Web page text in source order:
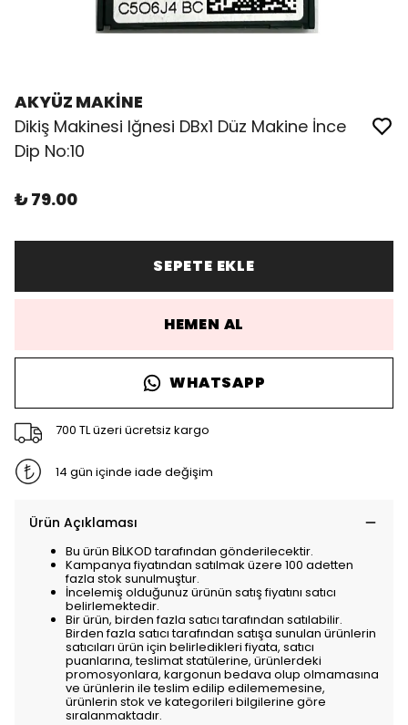
AKYÜZ MAKİNE
Dikiş Makinesi Iğnesi DBx1 Düz Makine İnce
Dip No:10
₺ 79.00
SEPETE EKLE
HEMEN AL
WHATSAPP
700 TL üzeri ücretsiz kargo
14 gün içinde iade değişim
Ürün Açıklaması
Bu ürün BİLKOD tarafından gönderilecektir.
Kampanya fiyatından satılmak üzere 100 adetten
fazla stok sunulmuştur.
İncelemiş olduğunuz ürünün satış fiyatını satıcı
belirlemektedir.
Bir ürün, birden fazla satıcı tarafından satılabilir.
Birden fazla satıcı tarafından satışa sunulan ürünlerin
satıcıları ürün için belirledikleri fiyata, satıcı
puanlarına, teslimat statülerine, ürünlerdeki
promosyonlara, kargonun bedava olup olmamasına
ve ürünlerin ile teslim edilip edilememesine,
ürünlerin stok ve kategorileri bilgilerine göre
sıralanmaktadır.